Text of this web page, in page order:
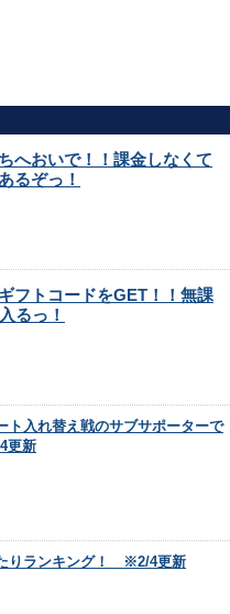
へおいで！！課金しなくて
るぞっ！
フトコードをGET！！無課
るっ！
ト入れ替え戦のサブサポーターで
更新
りランキング！ ※2/4更新